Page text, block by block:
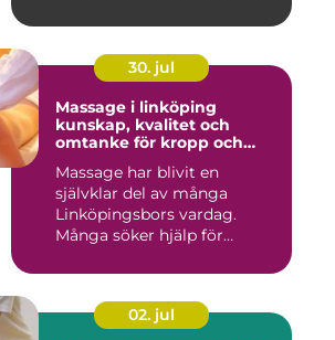
30. jul
Massage i linköping
kunskap, kvalitet och
omtanke för kropp och
Massage har blivit en
självklar del av många
Linköpingsbors vardag.
Många söker hjälp för
02. jul